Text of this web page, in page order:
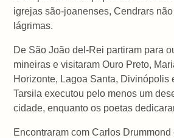
igrejas são-joanenses, Cendrars
lágrimas.
De São João del-Rei partiram para
mineiras e visitaram Ouro Preto,
Horizonte, Lagoa Santa, Divinópolis
Tarsila executou pelo menos um
cidade, enquanto os poetas
Encontraram com Carlos Drummond